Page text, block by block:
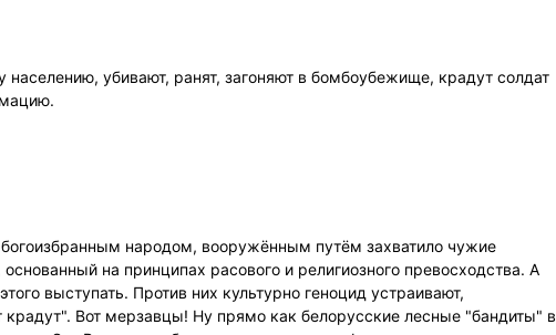
убивают, ранят, загоняют в бомбоубежище, крадут солдат
народом, вооружённым путём захватило чужие
на принципах расового и религиозного превосходства. А
выступать. Против них культурно геноцид устраивают,
Вот мерзавцы! Ну прямо как белорусские лесные "бандиты" в